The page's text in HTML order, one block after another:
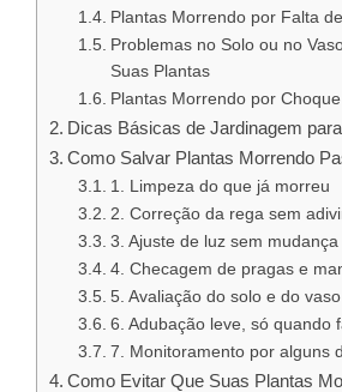
Plantas Morrendo por Falta
Problemas no Solo ou no
Suas Plantas
Plantas Morrendo por
Dicas Básicas de Jardinagem
Como Salvar Plantas Morrendo
1. Limpeza do que já morreu
2. Correção da rega sem
3. Ajuste de luz sem mudança
4. Checagem de pragas e
5. Avaliação do solo e do vaso
6. Adubação leve, só quando
7. Monitoramento por alguns
Como Evitar Que Suas Plantas